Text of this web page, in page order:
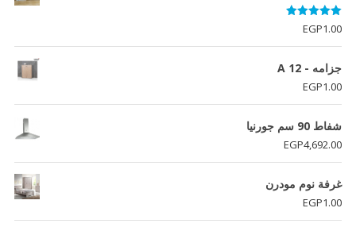
تم التقييم
5.00
من 5
EGP1.00
جزامه - A 12
EGP1.00
شفاط 90 سم جورنيا
EGP4,692.00
غرفة نوم مودرن
EGP1.00